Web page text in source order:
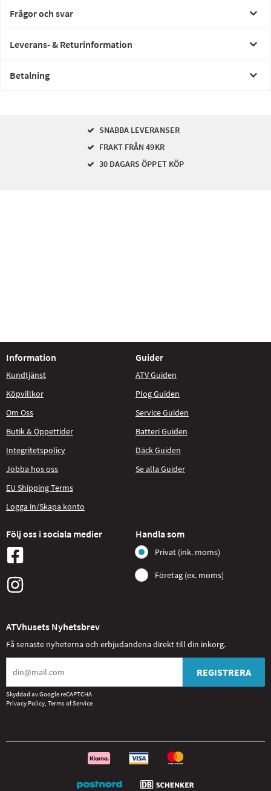
Frågor och svar
Leverans- & Returinformation
Betalning
SNABBA LEVERANSER
FRAKT FRÅN 49KR
30 DAGARS ÖPPET KÖP
Information
Kundtjänst
Köpvillkor
Om Oss
Butik & Öppettider
Integritetspolicy
Jobba hos oss
EU Shipping Terms
Logga in/Skapa konto
Guider
ATV Guiden
Plog Guiden
Service Guiden
Batteri Guiden
Däck Guiden
Se alla Guider
Följ oss i sociala medier Handla som
Privat (ink. moms)
Företag (ex. moms)
ATVhusets Nyhetsbrev
Få senaste nyheterna och erbjudandena direkt till din inkorg.
REGISTRERA
Skyddad av Google reCAPTCHA
Privacy Policy, Terms of Service